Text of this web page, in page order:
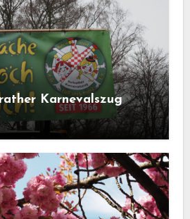
Karnevalszug